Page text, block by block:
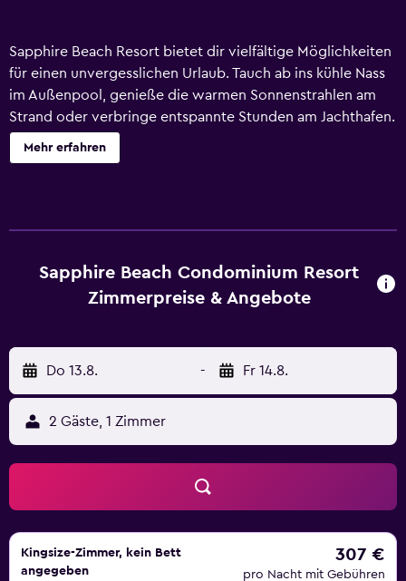
Sapphire Beach Resort bietet dir vielfältige Möglichkeiten
für einen unvergesslichen Urlaub. Tauch ab ins kühle Nass
im Außenpool, genieße die warmen Sonnenstrahlen am
Strand oder verbringe entspannte Stunden am Jachthafen.
Jedes Apartment bietet Selbstversorgern eine Küche mit
einem Kühlschrank, einem Ofen, einer Herdplatte und
besitzt 155 Zimmer, die über Außenflure zugänglich sind
und folgende Ausstattung bieten: Zimmersafe in Laptop-
eingerichteten Unterkünfte bieten separate Sitzecken
sowie Schreibtische. Dieses Aparthotel mit 3 Sternen
bietet Wohneinheiten mit Küchen, zu deren Ausstattung
große Kühlschränke/Gefrierfächer, Herdplatte, Mikrowelle
und Kochgeschirr/Geschirr/Besteck gehören. Zur
Badausstattung gehören Duschen und Haartrockner.
Dieses Aparthotel in St. Thomas bietet dir einen
kostenlosen WLAN-Zugang. Satellitenempfang ist
verfügbar. Alle Zimmer verfügen außerdem über
Wasserkocher mit Kaffee-/Teezubehör und
Bügeleisen/Bügelbretter. Der Reinigungsservice wird nur
Mehr erfahren
Sapphire Beach Condominium Resort
Zimmerpreise & Angebote
Do 13.8. - Fr 14.8.
2 Gäste, 1 Zimmer
Kingsize-Zimmer, kein Bett
angegeben
307 €
pro Nacht mit Gebühren